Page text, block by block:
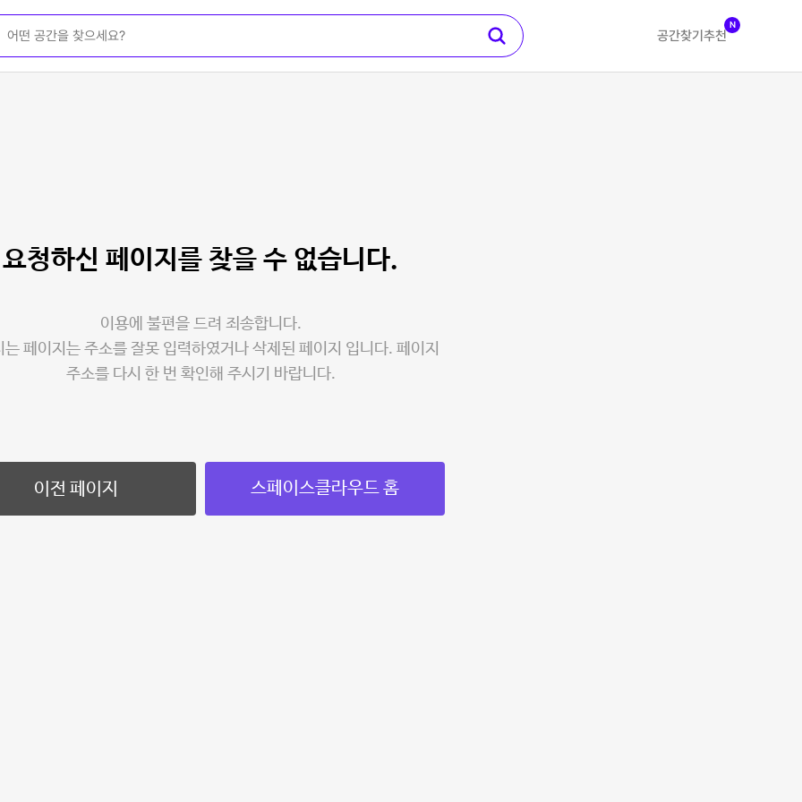
공간찾기 추천
N
요청하신 페이지를 찾을 수 없습니다.
이용에 불편을 드려 죄송합니다.
는 페이지는 주소를 잘못 입력하였거나 삭제된 페이지 입니다. 페이지
주소를 다시 한 번 확인해 주시기 바랍니다.
이전 페이지 스페이스클라우드 홈